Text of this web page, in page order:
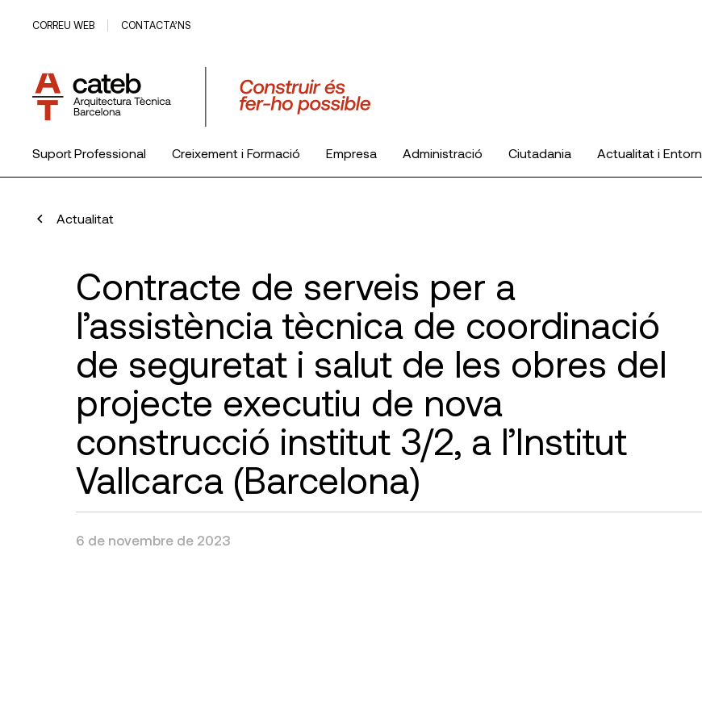
CORREU WEB CONTACTA’NS
Suport Professional Creixement i Formació Empresa Administració Ciutadania Actualitat i Entorn
Actualitat
Contracte de serveis per a
l’assistència tècnica de coordinació
de seguretat i salut de les obres del
projecte executiu de nova
construcció institut 3/2, a l’Institut
Vallcarca (Barcelona)
6 de novembre de 2023